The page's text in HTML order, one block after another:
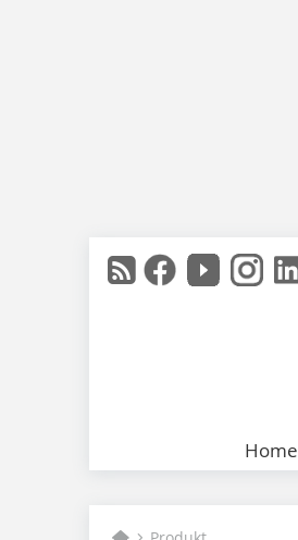
Home